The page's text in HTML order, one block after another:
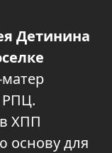
Детинина
РПЦ.
ХПП
основу для